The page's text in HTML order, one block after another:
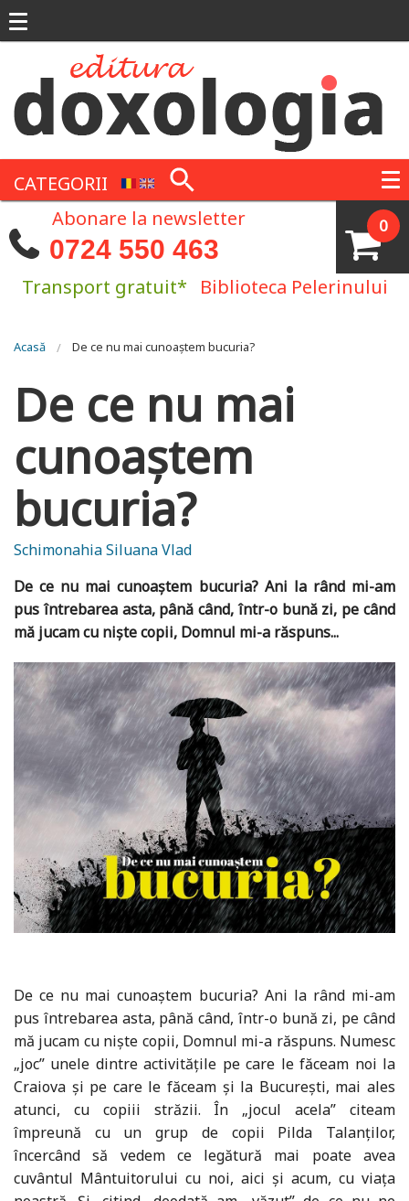
CATEGORII
0
Abonare la newsletter
0724 550 463
Transport gratuit* Biblioteca Pelerinului
Eşti aici
Acasă De ce nu mai cunoaștem bucuria?
De ce nu mai
cunoaștem
bucuria?
Schimonahia Siluana Vlad
De ce nu mai cunoaștem bucuria? Ani la rând mi-am
pus întrebarea asta, până când, într-o bună zi, pe când
mă jucam cu niște copii, Domnul mi-a răspuns...
De ce nu mai cunoaștem bucuria? Ani la rând mi-am
pus întrebarea asta, până când, într-o bună zi, pe când
mă jucam cu niște copii, Domnul mi-a răspuns. Numesc
„joc” unele dintre activitățile pe care le făceam noi la
Craiova și pe care le făceam și la București, mai ales
atunci, cu copiii străzii. În „jocul acela” citeam
împreună cu un grup de copii Pilda Talanților,
încercând să vedem ce legătură mai poate avea
cuvântul Mântuitorului cu noi, aici și acum, cu viața